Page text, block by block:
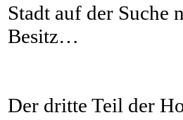
Stadt auf der Suche
Besitz…
Der dritte Teil der